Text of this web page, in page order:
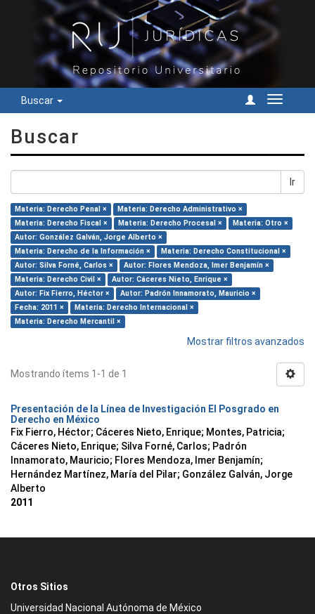
Buscar
Cambiar
Buscar
Ir
Materia: Derecho Penal ×
Materia: Derecho Administrativo ×
Materia: Derecho Fiscal ×
Materia: Derecho Procesal ×
Materia: Otro ×
Autor: González Galván, Jorge Alberto ×
Materia: Derecho de la Información ×
Materia: Derecho Constitucional ×
Autor: Silva Forné, Carlos ×
Autor: Flores Mendoza, Imer Benjamín ×
Materia: Derecho Civil ×
Autor: Cáceres Nieto, Enrique ×
Autor: Fix Fierro, Héctor ×
Autor: Padrón Innamorato, Mauricio ×
Fecha: 2011 ×
Materia: Derecho Internacional ×
Materia: Derecho Mercantil ×
Mostrar filtros avanzados
Mostrando ítems 1-1 de 1
Presentación de la Línea de Investigación El Posgrado en
Derecho en México
Fix Fierro, Héctor; Cáceres Nieto, Enrique; Montes, Patricia;
Cáceres Nieto, Enrique; Silva Forné, Carlos; Padrón
Innamorato, Mauricio; Flores Mendoza, Imer Benjamín;
Hernández Martínez, María del Pilar; González Galván, Jorge
Alberto
2011
Otros Sitios
Universidad Nacional Autónoma de México